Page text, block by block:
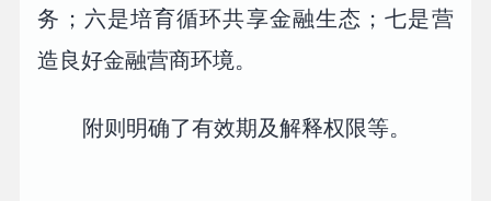
务；六是培育循环共享金融生态；七是营
造良好金融营商环境。
附则明确了有效期及解释权限等。